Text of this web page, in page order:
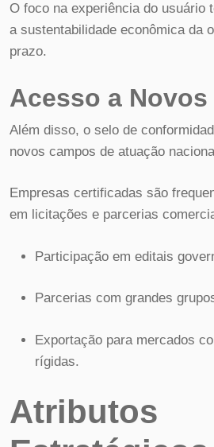
O foco na experiência do usuário
a sustentabilidade econômica da
prazo.
Acesso a
Além disso, o selo de
novos campos de atuação
Empresas certificadas são
em licitações e parcerias
Participação em editais
Parcerias com grandes
Exportação para mercados
rígidas.
Atributos